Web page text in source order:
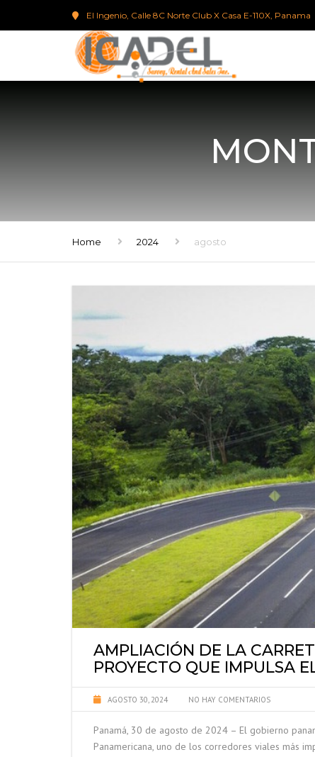
El Ingenio, Calle 8C Norte Club X Casa E-110X, Panama
Home 2024 agosto
AMPLIACIÓN DE LA
PROYECTO QUE IMPULSA
AGOSTO 30, 2024 NO HAY COMENTARIOS
Panamá, 30 de agosto de 2024 – El gobierno
Panamericana, uno de los corredores viales más